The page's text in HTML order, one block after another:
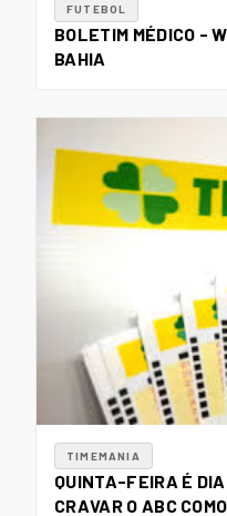
FUTEBOL
BOLETIM MÉDICO -
BAHIA
TIMEMANIA
QUINTA-FEIRA É
CRAVAR O ABC